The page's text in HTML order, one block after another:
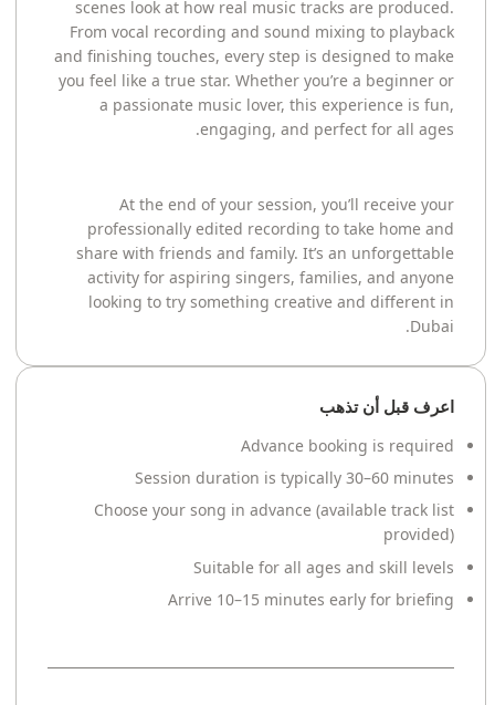
scenes look at how real music tracks are produced.
From vocal recording and sound mixing to playback
and finishing touches, every step is designed to make
you feel like a true star. Whether you’re a beginner or
a passionate music lover, this experience is fun,
engaging, and perfect for all ages.
At the end of your session, you’ll receive your
professionally edited recording to take home and
share with friends and family. It’s an unforgettable
activity for aspiring singers, families, and anyone
looking to try something creative and different in
Dubai.
اعرف قبل أن تذهب
Advance booking is required
Session duration is typically 30–60 minutes
Choose your song in advance (available track list
provided)
Suitable for all ages and skill levels
Arrive 10–15 minutes early for briefing